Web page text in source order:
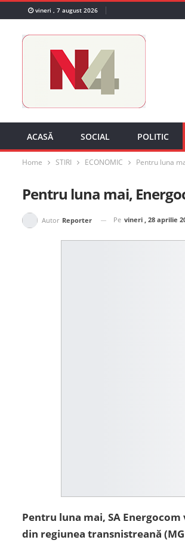
vineri , 7 august 2026
ACASĂ SOCIAL POLITIC
Home STIRI ECONOMIC Pentru luna
Pentru luna mai,
Autor Reporter Pe vineri , 28 aprilie
Pentru luna mai, SA
din regiunea transnistreană